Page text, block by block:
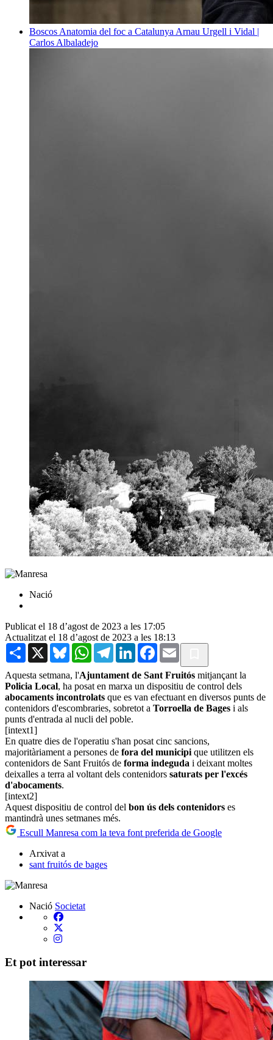
Boscos Anatomia del foc a Catalunya Arnau Urgell i Vidal |
Carlos Albaladejo
Nació
Publicat el 18 d’agost de 2023 a les 17:05
Actualitzat el 18 d’agost de 2023 a les 18:13
Share X BlueskyWhatsAppTelegramLinkedInFacebook
Email
Aquesta setmana, l'Ajuntament de Sant Fruitós mitjançant la
Policia Local, ha posat en marxa un dispositiu de control dels
abocaments incontrolats que es van efectuant en diversos punts de
contenidors d'escombraries, sobretot a Torroella de Bages i als
punts d'entrada al nucli del poble.
[intext1]
En quatre dies de l'operatiu s'han posat cinc sancions,
majoritàriament a persones de fora del municipi que utilitzen els
contenidors de Sant Fruitós de forma indeguda i deixant moltes
deixalles a terra al voltant dels contenidors saturats per l'excés
d'abocaments.
[intext2]
Aquest dispositiu de control del bon ús dels contenidors es
mantindrà unes setmanes més.
Escull Manresa com la teva font preferida de Google
Arxivat a
sant fruitós de bages
Nació Societat
Et pot interessar